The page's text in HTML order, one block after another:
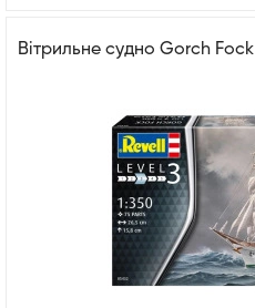
Вітрильне судно Gorch Fock